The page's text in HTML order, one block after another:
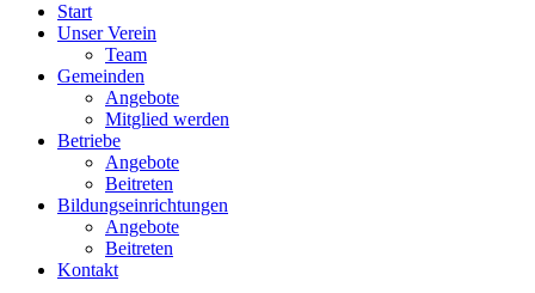
Start
Unser Verein
Team
Gemeinden
Angebote
Mitglied werden
Betriebe
Angebote
Beitreten
Bildungseinrichtungen
Angebote
Beitreten
Kontakt